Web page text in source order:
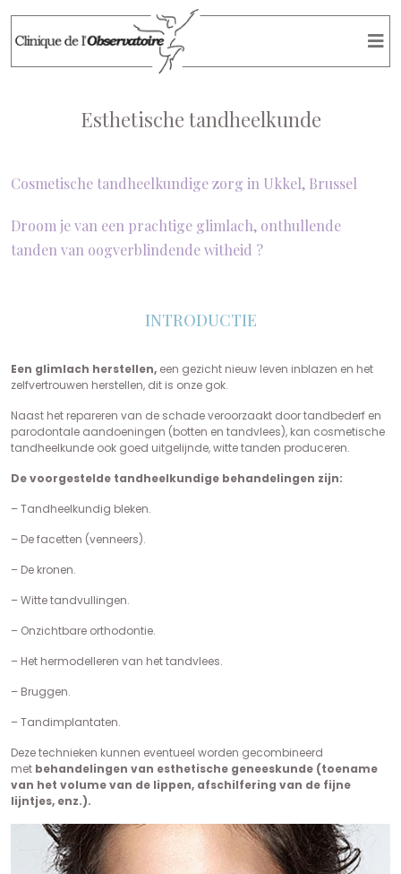
Esthetische tandheelkunde
Cosmetische tandheelkundige zorg in Ukkel, Brussel
Droom je van een prachtige glimlach, onthullende
tanden van oogverblindende witheid ?
INTRODUCTIE
Een glimlach herstellen, een gezicht nieuw leven inblazen en het
zelfvertrouwen herstellen, dit is onze gok.
Naast het repareren van de schade veroorzaakt door tandbederf en
parodontale aandoeningen (botten en tandvlees), kan cosmetische
tandheelkunde ook goed uitgelijnde, witte tanden produceren.
De voorgestelde tandheelkundige behandelingen zijn:
– Tandheelkundig bleken.
– De facetten (venneers).
– De kronen.
– Witte tandvullingen.
– Onzichtbare orthodontie.
– Het hermodelleren van het tandvlees.
– Bruggen.
– Tandimplantaten.
Deze technieken kunnen eventueel worden gecombineerd
met behandelingen van esthetische geneeskunde (toename
van het volume van de lippen, afschilfering van de fijne
lijntjes, enz.).